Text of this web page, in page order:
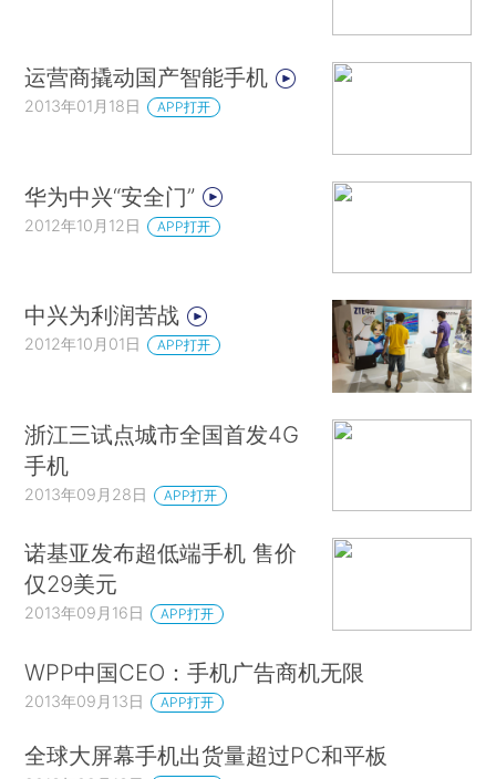
运营商撬动国产智能手机
2013年01月18日 APP打开
华为中兴“安全门”
2012年10月12日 APP打开
中兴为利润苦战
2012年10月01日 APP打开
浙江三试点城市全国首发4G
手机
2013年09月28日 APP打开
诺基亚发布超低端手机 售价
仅29美元
2013年09月16日 APP打开
WPP中国CEO：手机广告商机无限
2013年09月13日 APP打开
全球大屏幕手机出货量超过PC和平板